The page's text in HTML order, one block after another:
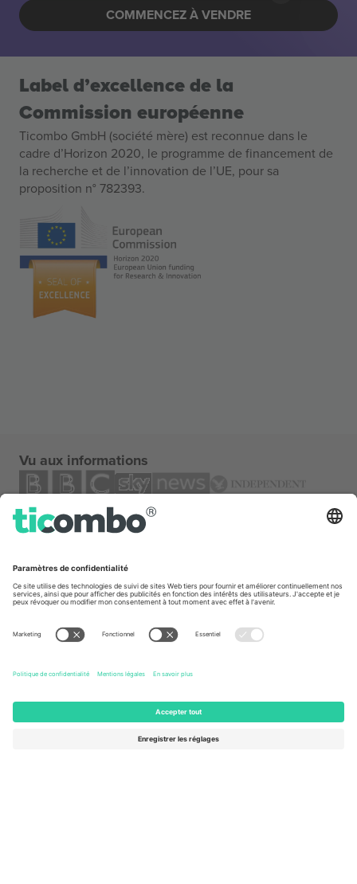
COMMENCEZ À VENDRE
Label d’excellence de la
Commission européenne
Ticombo GmbH (société mère) est reconnue dans le
cadre d’Horizon 2020, le programme de financement de
la recherche et de l’innovation de l’UE, pour sa
proposition n° 782393.
Vu aux informations
TixProtect
Programme d'affiliation
Comment ça marche
Centre d'information sur la Coupe
Nous contacter